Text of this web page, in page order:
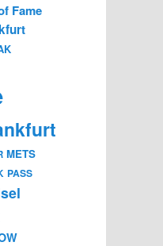
Fame
METS
PASS